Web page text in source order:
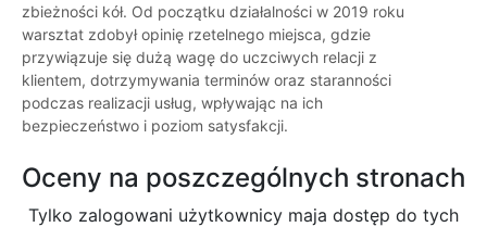
zbieżności kół. Od początku działalności w 2019 roku
warsztat zdobył opinię rzetelnego miejsca, gdzie
przywiązuje się dużą wagę do uczciwych relacji z
klientem, dotrzymywania terminów oraz staranności
podczas realizacji usług, wpływając na ich
bezpieczeństwo i poziom satysfakcji.
Oceny na poszczególnych stronach
Tylko zalogowani użytkownicy maja dostęp do tych